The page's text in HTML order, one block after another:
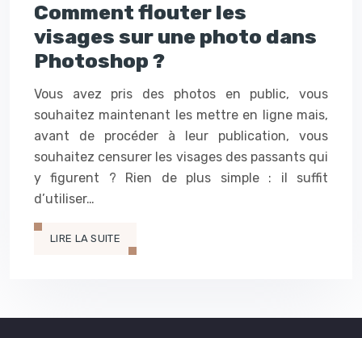
Comment flouter les
visages sur une photo dans
Photoshop ?
Vous avez pris des photos en public, vous
souhaitez maintenant les mettre en ligne mais,
avant de procéder à leur publication, vous
souhaitez censurer les visages des passants qui
y figurent ? Rien de plus simple : il suffit
d’utiliser…
LIRE LA SUITE